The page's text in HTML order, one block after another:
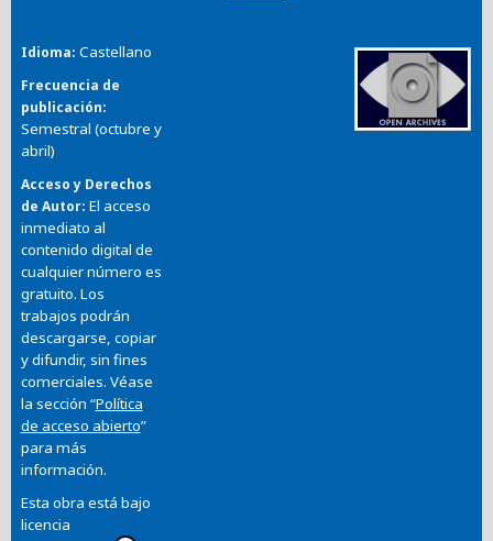
Idioma Castellano
Frecuencia de
publicación
Semestral (octubre y
abril)
Acceso y Derechos
de Autor El acceso
inmediato al
contenido digital de
cualquier número es
gratuito. Los
trabajos podrán
descargarse, copiar
y difundir, sin fines
comerciales. Véase
la sección “Política
de acceso abierto”
para más
información.
Esta obra está bajo
licencia